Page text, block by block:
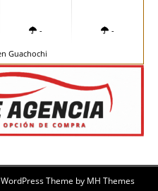
- -
Guachochi
Theme by MH Themes